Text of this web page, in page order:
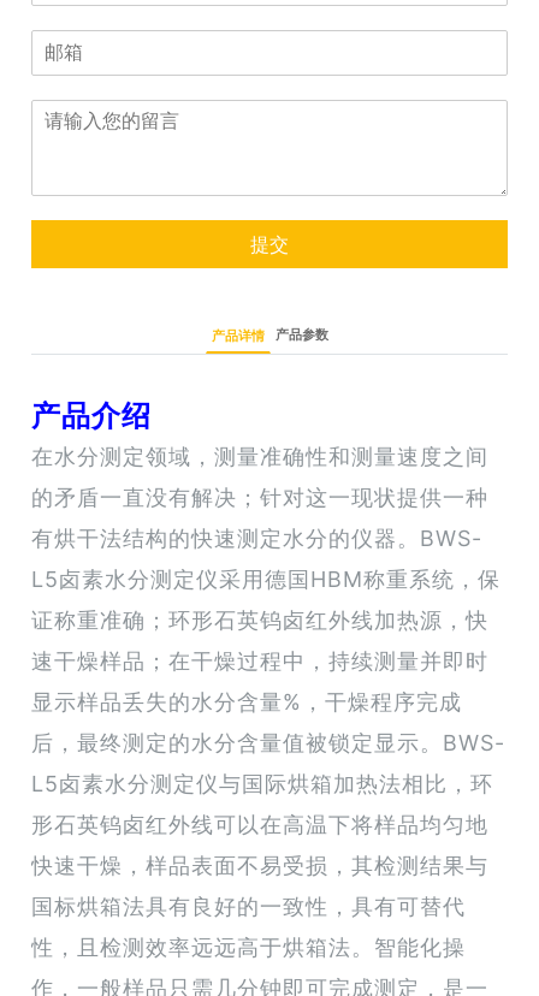
提交
产品详情 产品参数
产品介绍
在水分测定领域，测量准确性和测量速度之间
的矛盾一直没有解决；针对这一现状提供一种
有烘干法结构的快速测定水分的仪器。BWS-
L5卤素水分测定仪采用德国HBM称重系统，保
证称重准确；环形石英钨卤红外线加热源，快
速干燥样品；在干燥过程中，持续测量并即时
显示样品丢失的水分含量%，干燥程序完成
后，最终测定的水分含量值被锁定显示。BWS-
L5卤素水分测定仪与国际烘箱加热法相比，环
形石英钨卤红外线可以在高温下将样品均匀地
快速干燥，样品表面不易受损，其检测结果与
国标烘箱法具有良好的一致性，具有可替代
性，且检测效率远远高于烘箱法。智能化操
作，一般样品只需几分钟即可完成测定，是一